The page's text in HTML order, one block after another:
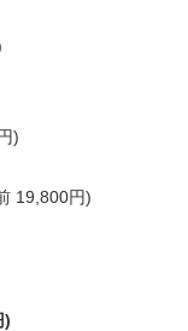
)
19,800円)
)